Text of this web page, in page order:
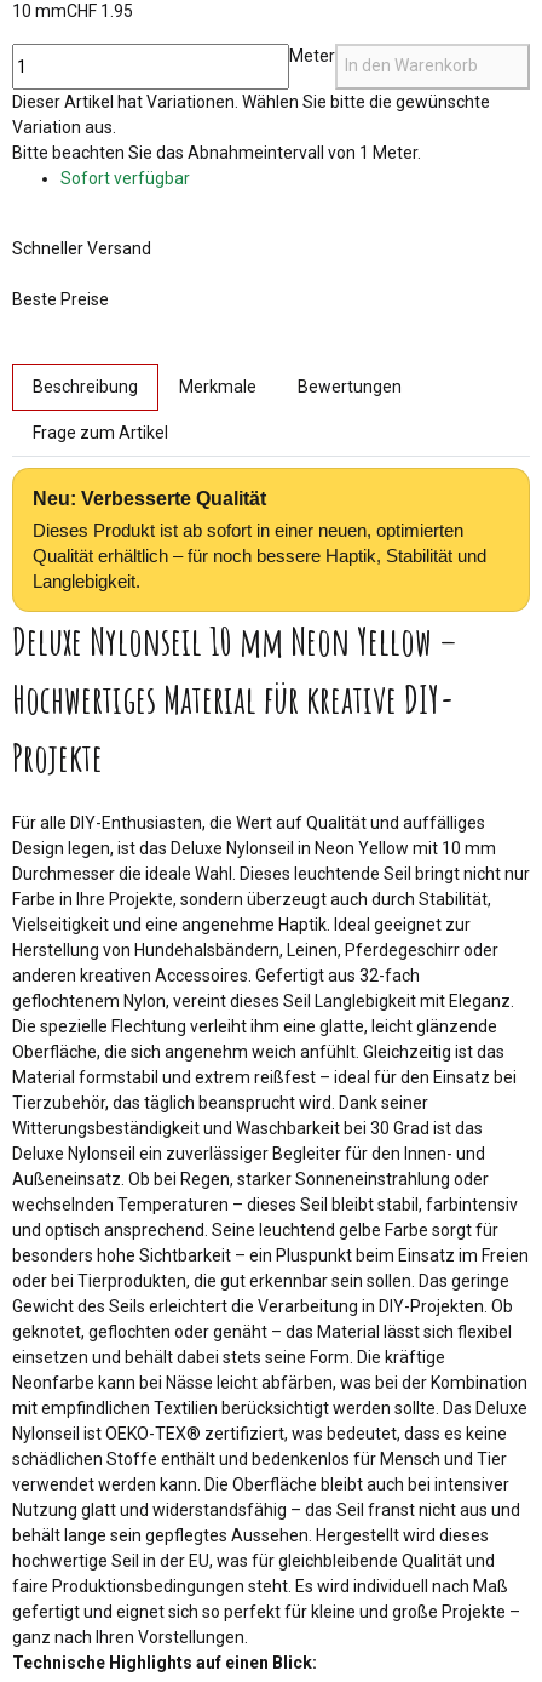
10 mmCHF 1.95
Meter
In den Warenkorb
xDieser Artikel hat Variationen. Wählen Sie bitte die gewünschte
Variation aus.
xBitte beachten Sie das Abnahmeintervall von 1 Meter.
Sofort verfügbar
Schneller Versand
Beste Preise
Beschreibung Merkmale Bewertungen
Frage zum Artikel
Neu: Verbesserte Qualität
Dieses Produkt ist ab sofort in einer neuen, optimierten
Qualität erhältlich – für noch bessere Haptik, Stabilität und
Langlebigkeit.
Deluxe Nylonseil 10 mm Neon Yellow –
Hochwertiges Material für kreative DIY-
Projekte
Für alle DIY-Enthusiasten, die Wert auf Qualität und auffälliges
Design legen, ist das Deluxe Nylonseil in Neon Yellow mit 10 mm
Durchmesser die ideale Wahl. Dieses leuchtende Seil bringt nicht nur
Farbe in Ihre Projekte, sondern überzeugt auch durch Stabilität,
Vielseitigkeit und eine angenehme Haptik. Ideal geeignet zur
Herstellung von Hundehalsbändern, Leinen, Pferdegeschirr oder
anderen kreativen Accessoires. Gefertigt aus 32-fach
geflochtenem Nylon, vereint dieses Seil Langlebigkeit mit Eleganz.
Die spezielle Flechtung verleiht ihm eine glatte, leicht glänzende
Oberfläche, die sich angenehm weich anfühlt. Gleichzeitig ist das
Material formstabil und extrem reißfest – ideal für den Einsatz bei
Tierzubehör, das täglich beansprucht wird. Dank seiner
Witterungsbeständigkeit und Waschbarkeit bei 30 Grad ist das
Deluxe Nylonseil ein zuverlässiger Begleiter für den Innen- und
Außeneinsatz. Ob bei Regen, starker Sonneneinstrahlung oder
wechselnden Temperaturen – dieses Seil bleibt stabil, farbintensiv
und optisch ansprechend. Seine leuchtend gelbe Farbe sorgt für
besonders hohe Sichtbarkeit – ein Pluspunkt beim Einsatz im Freien
oder bei Tierprodukten, die gut erkennbar sein sollen. Das geringe
Gewicht des Seils erleichtert die Verarbeitung in DIY-Projekten. Ob
geknotet, geflochten oder genäht – das Material lässt sich flexibel
einsetzen und behält dabei stets seine Form. Die kräftige
Neonfarbe kann bei Nässe leicht abfärben, was bei der Kombination
mit empfindlichen Textilien berücksichtigt werden sollte. Das Deluxe
Nylonseil ist OEKO-TEX® zertifiziert, was bedeutet, dass es keine
schädlichen Stoffe enthält und bedenkenlos für Mensch und Tier
verwendet werden kann. Die Oberfläche bleibt auch bei intensiver
Nutzung glatt und widerstandsfähig – das Seil franst nicht aus und
behält lange sein gepflegtes Aussehen. Hergestellt wird dieses
hochwertige Seil in der EU, was für gleichbleibende Qualität und
faire Produktionsbedingungen steht. Es wird individuell nach Maß
gefertigt und eignet sich so perfekt für kleine und große Projekte –
ganz nach Ihren Vorstellungen.
Technische Highlights auf einen Blick: